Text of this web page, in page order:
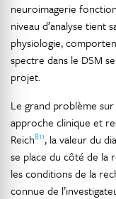
neuroimagerie
niveau d’analyse tient
physiologie,
spectre dans le DSM
projet.
Le grand problème
approche clinique et
Reich811, la valeur du
se place du côté de la
les conditions de la
connue de